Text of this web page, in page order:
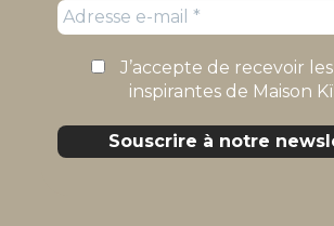
J’accepte de recevoir
inspirantes de Maison